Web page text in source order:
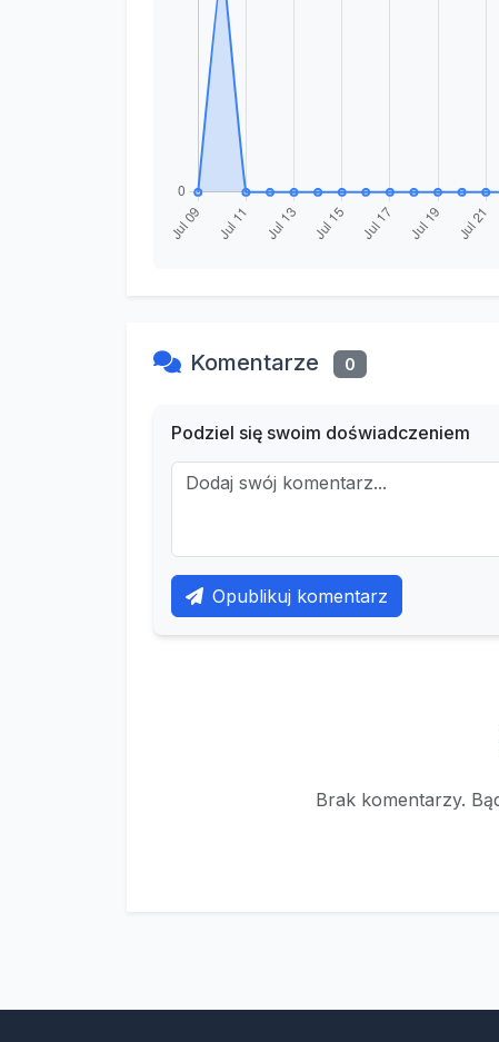
Komentarze 0
Podziel się swoim doświadczeniem
Opublikuj komentarz
Brak komentarzy.